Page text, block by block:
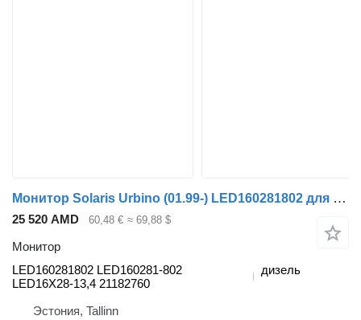
Монитор Solaris Urbino (01.99-) LED160281802 для автобуса Solaris Urbino, Alpino, Vacanza (1999-)
25 520 AMD 60,48 € ≈ 69,88 $
Монитор
LED160281802 LED160281-802
LED16X28-13,4 21182760
дизель
Эстония, Tallinn